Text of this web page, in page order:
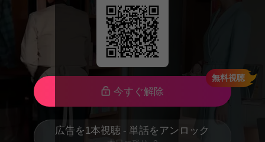
今すぐ解除
無料視聴
広告を1本視聴 - 単話をアンロック